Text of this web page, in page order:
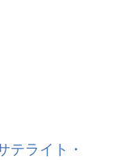
テライト・